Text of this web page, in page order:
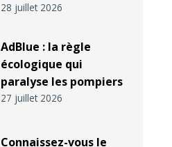
28 juillet 2026
AdBlue : la règle
écologique qui
paralyse les pompiers
27 juillet 2026
Connaissez-vous le